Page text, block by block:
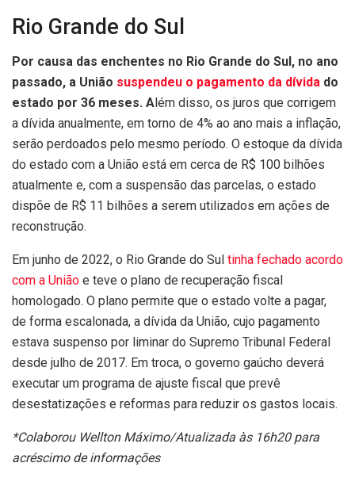
Rio Grande do Sul
Por causa das enchentes no Rio Grande do Sul, no ano
passado, a União suspendeu o pagamento da dívida do
estado por 36 meses. A lém disso, os juros que corrigem
a dívida anualmente, em torno de 4% ao ano mais a inflação,
serão perdoados pelo mesmo período. O estoque da dívida
do estado com a União está em cerca de R$ 100 bilhões
atualmente e, com a suspensão das parcelas, o estado
dispõe de R$ 11 bilhões a serem utilizados em ações de
reconstrução.
Em junho de 2022, o Rio Grande do Sul tinha fechado acordo
com a União e teve o plano de recuperação fiscal
homologado. O plano permite que o estado volte a pagar,
de forma escalonada, a dívida da União, cujo pagamento
estava suspenso por liminar do Supremo Tribunal Federal
desde julho de 2017. Em troca, o governo gaúcho deverá
executar um programa de ajuste fiscal que prevê
desestatizações e reformas para reduzir os gastos locais.
*Colaborou Wellton Máximo/Atualizada às 16h20 para
acréscimo de informações